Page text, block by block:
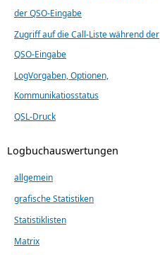
der QSO-Eingabe
Zugriff auf die Call-Liste während der
QSO-Eingabe
LogVorgaben, Optionen,
Kommunikatiosstatus
QSL-Druck
Logbuchauswertungen
allgemein
grafische Statistiken
Statistiklisten
Matrix